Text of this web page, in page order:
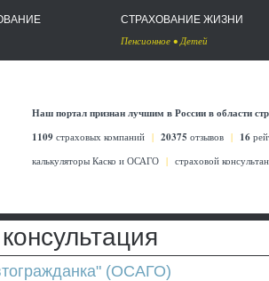
СТРАХОВАНИЕ ЖИЗНИ
Пенсионное •Детей
Наш портал признан лучшим в России в области
1109 страховых компаний | 20375 отзывов | 16
калькуляторы Каско и ОСАГО | страховой
(ОСАГО)